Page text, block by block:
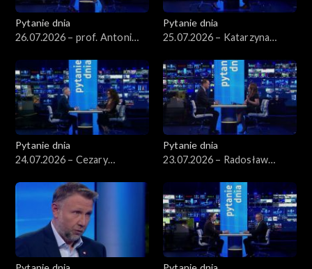
Pytanie dnia
26.07.2026 – prof. Antoni
Pytanie dnia
25.07.2026 – Katarzyna
Pytanie dnia
24.07.2026 – Cezary
Pytanie dnia
23.07.2026 – Radosław